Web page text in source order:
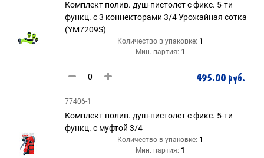
Комплект полив. душ-пистолет с фикс. 5-ти
функц. с 3 коннекторами 3/4 Урожайная сотка
(YM7209S)
Количество в упаковке: 1
Мин. партия: 1
495.00 руб.
77406-1
Комплект полив. душ-пистолет с фикс. 5-ти
функц. с муфтой 3/4
Количество в упаковке: 1
Мин. партия: 1